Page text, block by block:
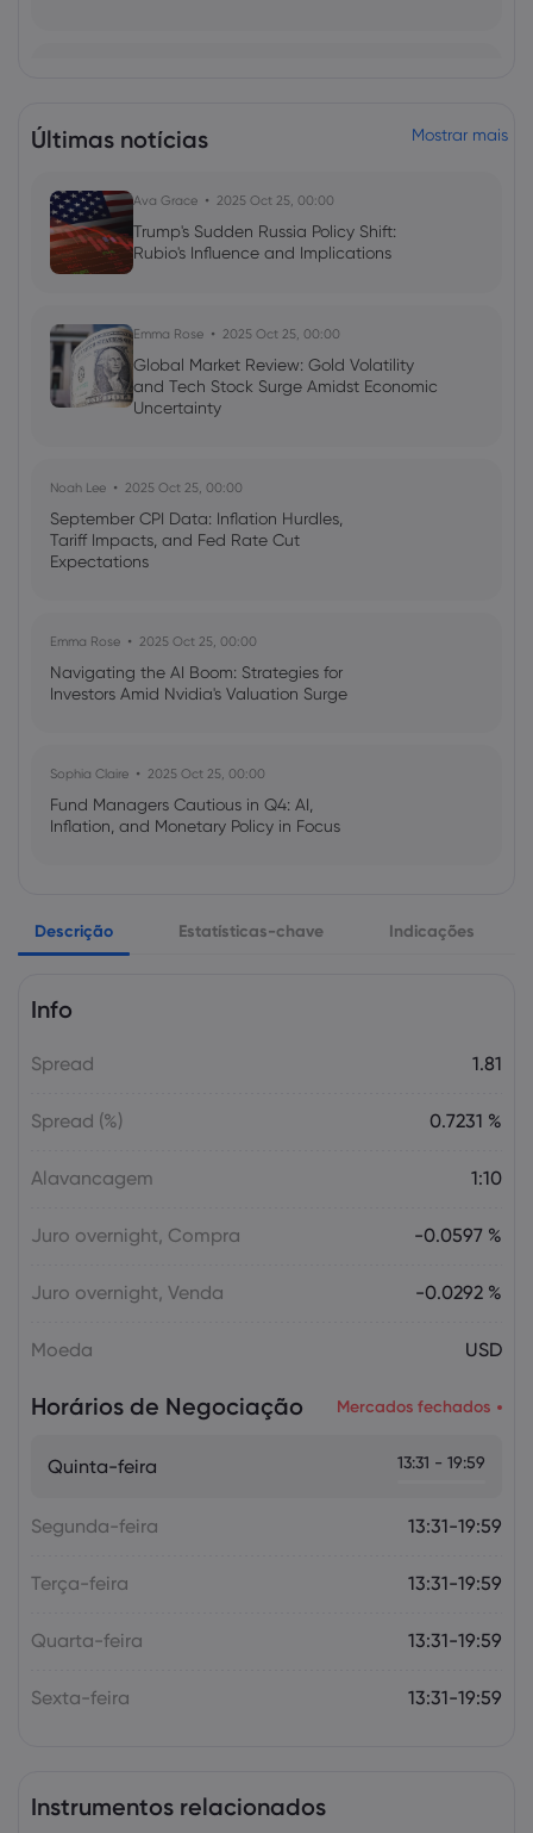
unveiled
Últimas notícias Mostrar mais
Ava Grace 2025 Oct 25, 00:00
Trump's Sudden Russia Policy Shift:
Rubio's Influence and Implications
Emma Rose 2025 Oct 25, 00:00
Global Market Review: Gold Volatility
and Tech Stock Surge Amidst Economic
Uncertainty
Noah Lee 2025 Oct 25, 00:00
September CPI Data: Inflation Hurdles,
Tariff Impacts, and Fed Rate Cut
Expectations
Emma Rose 2025 Oct 25, 00:00
Navigating the AI Boom: Strategies for
Investors Amid Nvidia's Valuation Surge
Sophia Claire 2025 Oct 25, 00:00
Fund Managers Cautious in Q4: AI,
Inflation, and Monetary Policy in Focus
US Government Shutdown Threatens
October Inflation Data Release
US-EU Relations: Russia Sanctions Unite
Descrição Estatísticas-chave Indicações
Info
Spread 1.81
Spread (%) 0.7231 %
Alavancagem 1:10
Juro overnight, Compra -0.0597 %
Juro overnight, Venda -0.0292 %
Moeda USD
Horários de Negociação Mercados fechados
Quinta-feira 13:31 - 19:59
Segunda-feira 13:31-19:59
Terça-feira 13:31-19:59
Quarta-feira 13:31-19:59
Sexta-feira 13:31-19:59
Instrumentos relacionados